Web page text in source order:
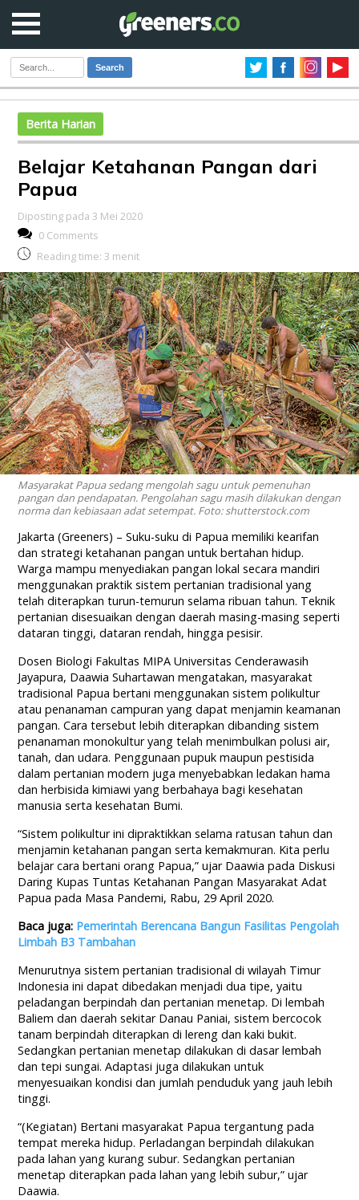
Search
Berita Harian
Belajar Ketahanan Pangan dari
Papua
Diposting pada 3 Mei 2020
0 Comments
Reading time: 3 menit
Masyarakat Papua sedang mengolah sagu untuk pemenuhan
pangan dan pendapatan. Pengolahan sagu masih dilakukan dengan
norma dan kebiasaan adat setempat. Foto: shutterstock.com
Jakarta (Greeners) – Suku-suku di Papua memiliki kearifan
dan strategi ketahanan pangan untuk bertahan hidup.
Warga mampu menyediakan pangan lokal secara mandiri
menggunakan praktik sistem pertanian tradisional yang
telah diterapkan turun-temurun selama ribuan tahun. Teknik
pertanian disesuaikan dengan daerah masing-masing seperti
dataran tinggi, dataran rendah, hingga pesisir.
Dosen Biologi Fakultas MIPA Universitas Cenderawasih
Jayapura, Daawia Suhartawan mengatakan, masyarakat
tradisional Papua bertani menggunakan sistem polikultur
atau penanaman campuran yang dapat menjamin keamanan
pangan. Cara tersebut lebih diterapkan dibanding sistem
penanaman monokultur yang telah menimbulkan polusi air,
tanah, dan udara. Penggunaan pupuk maupun pestisida
dalam pertanian modern juga menyebabkan ledakan hama
dan herbisida kimiawi yang berbahaya bagi kesehatan
manusia serta kesehatan Bumi.
“Sistem polikultur ini dipraktikkan selama ratusan tahun dan
menjamin ketahanan pangan serta kemakmuran. Kita perlu
belajar cara bertani orang Papua,” ujar Daawia pada Diskusi
Daring Kupas Tuntas Ketahanan Pangan Masyarakat Adat
Papua pada Masa Pandemi, Rabu, 29 April 2020.
Baca juga: Pemerintah Berencana Bangun Fasilitas Pengolah
Limbah B3 Tambahan
Menurutnya sistem pertanian tradisional di wilayah Timur
Indonesia ini dapat dibedakan menjadi dua tipe, yaitu
peladangan berpindah dan pertanian menetap. Di lembah
Baliem dan daerah sekitar Danau Paniai, sistem bercocok
tanam berpindah diterapkan di lereng dan kaki bukit.
Sedangkan pertanian menetap dilakukan di dasar lembah
dan tepi sungai. Adaptasi juga dilakukan untuk
menyesuaikan kondisi dan jumlah penduduk yang jauh lebih
tinggi.
“(Kegiatan) Bertani masyarakat Papua tergantung pada
tempat mereka hidup. Perladangan berpindah dilakukan
pada lahan yang kurang subur. Sedangkan pertanian
menetap diterapkan pada lahan yang lebih subur,” ujar
Daawia.